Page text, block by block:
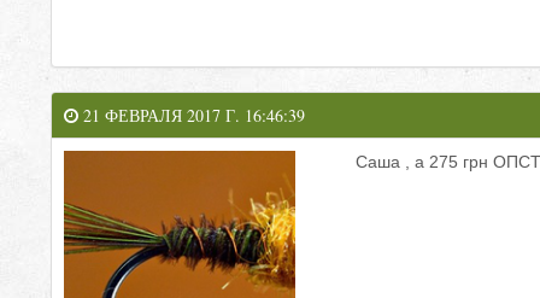
21 ФЕВРАЛЯ 2017 Г. 16:46:39
Саша , а 275 грн ОПСТ